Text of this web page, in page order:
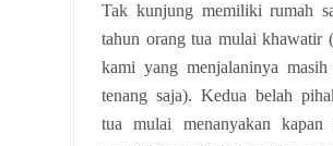
Tak kunjung memiliki rumah
tahun orang tua mulai khawatir
kami yang menjalaninya masih
tenang saja). Kedua belah
tua mulai menanyakan kapan